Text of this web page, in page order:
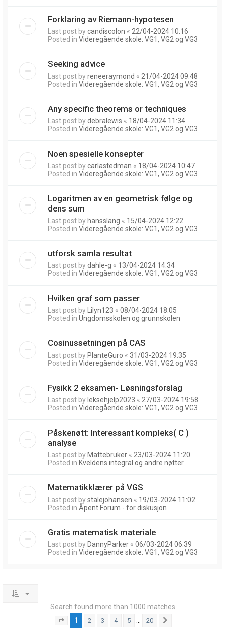
Forklaring av Riemann-hypotesen
Last post bycandiscolon « 22/04-2024 10:16
Posted in Videregående skole: VG1, VG2 og VG3
Seeking advice
Last post byreneeraymond « 21/04-2024 09:48
Posted in Videregående skole: VG1, VG2 og VG3
Any specific theorems or techniques
Last post bydebralewis « 18/04-2024 11:34
Posted in Videregående skole: VG1, VG2 og VG3
Noen spesielle konsepter
Last post bycarlastedman « 18/04-2024 10:47
Posted in Videregående skole: VG1, VG2 og VG3
Logaritmen av en geometrisk følge og
dens sum
Last post by hansslang « 15/04-2024 12:22
Posted in Videregående skole: VG1, VG2 og VG3
utforsk samla resultat
Last post bydahle-g « 13/04-2024 14:34
Posted in Videregående skole: VG1, VG2 og VG3
Hvilken graf som passer
Last post by Lilyn123 « 08/04-2024 18:05
Posted in Ungdomsskolen og grunnskolen
Cosinussetningen på CAS
Last post by PlanteGuro « 31/03-2024 19:35
Posted in Videregående skole: VG1, VG2 og VG3
Fysikk 2 eksamen- Løsningsforslag
Last post by leksehjelp2023 « 27/03-2024 19:58
Posted in Videregående skole: VG1, VG2 og VG3
Påskenøtt: Interessant kompleks( C )
analyse
Last post by Mattebruker « 23/03-2024 11:20
Posted in Kveldens integral og andre nøtter
Matematikklærer på VGS
Last post bystalejohansen « 19/03-2024 11:02
Posted in Åpent Forum - for diskusjon
Gratis matematisk materiale
Last post by DannyParker « 06/03-2024 06:39
Posted in Videregående skole: VG1, VG2 og VG3
Search found more than 1000 matches
Page of 20
1 2 3 4 5 20